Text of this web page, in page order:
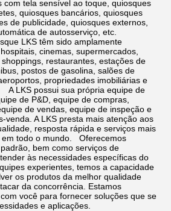
com tela sensível ao toque, quiosques
quiosques bancários, quiosques
de publicidade, quiosques externos,
de autosserviço, etc.
LKS têm sido amplamente
cinemas, supermercados,
restaurantes, estações de
postos de gasolina, salões de
propriedades imobiliárias e
A LKS possui sua própria equipe de
de P&D, equipe de compras,
de vendas, equipe de inspeção e
venda. A LKS presta mais atenção aos
resposta rápida e serviços mais
em todo o mundo. Oferecemos
bem como serviços de
às necessidades específicas do
experientes, temos a capacidade
os produtos da melhor qualidade
da concorrência. Estamos
você para fornecer soluções que se
e aplicações.